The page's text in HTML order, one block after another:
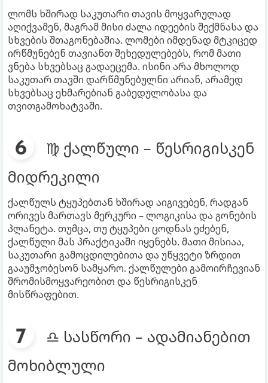
ლომს ხშირად საკუთარი თავის მოყვარულად
აღიქვამენ, მაგრამ მისი ძალა იდეების შექმნასა და
სხვების შთაგონებაშია. ლომები იმდენად მტკიცედ
ირწმუნებენ თავიანთ შეხედულებებს, რომ მათი
ვნება სხვებსაც გადაეცემა. ისინი არა მხოლოდ
საკუთარ თავში დარწმუნებულნი არიან, არამედ
სხვებსაც ეხმარებიან გაბედულობასა და
თვითგამოხატვაში.
♍ ქალწული – წესრიგისკენ
მიდრეკილი
ქალწულს ტყუპებთან ხშირად აიგივებენ, რადგან
ორივეს მართავს მერკური – ლოგიკისა და გონების
პლანეტა. თუმცა, თუ ტყუპები ცოდნას ეძებენ,
ქალწული მას პრაქტიკაში იყენებს. მათი მისიაა,
საკუთარი გამოცდილებითა და უწყვეტი ზრდით
გააუმჯობესონ სამყარო. ქალწულები გამოირჩევიან
შრომისმოყვარეობით და წესრიგისკენ
მისწრაფებით.
♎ სასწორი – ადამიანებით
მოხიბლული